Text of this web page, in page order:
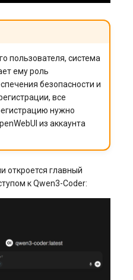
пользователя, система
ему роль
безопасности и
все
нужно
из аккаунта
откроется главный
к Qwen3-Coder: